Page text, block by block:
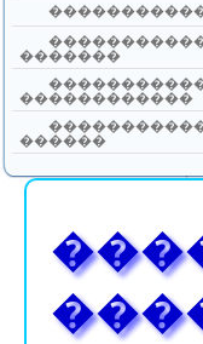
�������
������������
������